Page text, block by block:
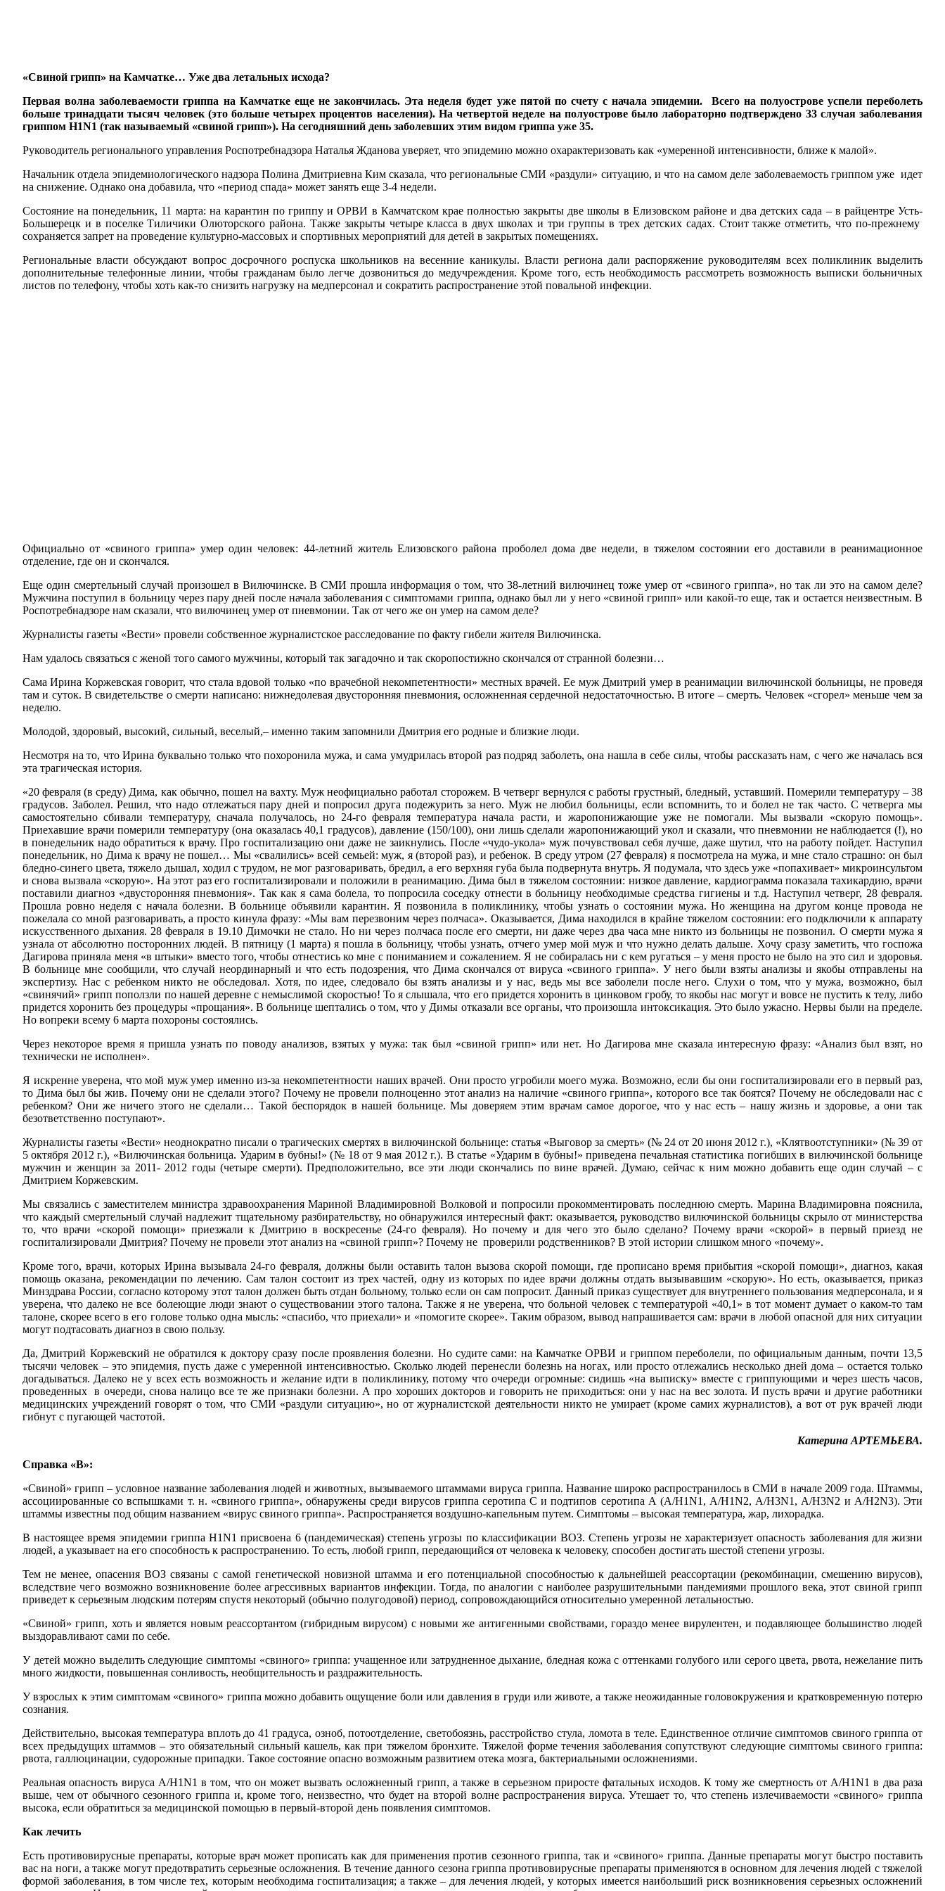
«Свиной грипп» на Камчатке… Уже два летальных исхода?
Первая волна заболеваемости гриппа на Камчатке еще не закончилась. Эта неделя будет уже пятой по счету с начала эпидемии. Всего на полуострове успели переболеть
больше тринадцати тысяч человек (это больше четырех процентов населения). На четвертой неделе на полуострове было лабораторно подтверждено 33 случая заболевания
гриппом H1N1 (так называемый «свиной грипп»). На сегодняшний день заболевших этим видом гриппа уже 35.
Руководитель регионального управления Роспотребнадзора Наталья Жданова уверяет, что эпидемию можно охарактеризовать как «умеренной интенсивности, ближе к малой».
Начальник отдела эпидемиологического надзора Полина Дмитриевна Ким сказала, что региональные СМИ «раздули» ситуацию, и что на самом деле заболеваемость гриппом уже идет
на снижение. Однако она добавила, что «период спада» может занять еще 3-4 недели.
Состояние на понедельник, 11 марта: на карантин по гриппу и ОРВИ в Камчатском крае полностью закрыты две школы в Елизовском районе и два детских сада – в райцентре Усть-
Большерецк и в поселке Тиличики Олюторского района. Также закрыты четыре класса в двух школах и три группы в трех детских садах. Стоит также отметить, что по-прежнему
сохраняется запрет на проведение культурно-массовых и спортивных мероприятий для детей в закрытых помещениях.
Региональные власти обсуждают вопрос досрочного роспуска школьников на весенние каникулы. Власти региона дали распоряжение руководителям всех поликлиник выделить
дополнительные телефонные линии, чтобы гражданам было легче дозвониться до медучреждения. Кроме того, есть необходимость рассмотреть возможность выписки больничных
листов по телефону, чтобы хоть как-то снизить нагрузку на медперсонал и сократить распространение этой повальной инфекции.
Официально от «свиного гриппа» умер один человек: 44-летний житель Елизовского района проболел дома две недели, в тяжелом состоянии его доставили в реанимационное
отделение, где он и скончался.
Еще один смертельный случай произошел в Вилючинске. В СМИ прошла информация о том, что 38-летний вилючинец тоже умер от «свиного гриппа», но так ли это на самом деле?
Мужчина поступил в больницу через пару дней после начала заболевания с симптомами гриппа, однако был ли у него «свиной грипп» или какой-то еще, так и остается неизвестным. В
Роспотребнадзоре нам сказали, что вилючинец умер от пневмонии. Так от чего же он умер на самом деле?
Журналисты газеты «Вести» провели собственное журналистское расследование по факту гибели жителя Вилючинска.
Нам удалось связаться с женой того самого мужчины, который так загадочно и так скоропостижно скончался от странной болезни…
Сама Ирина Коржевская говорит, что стала вдовой только «по врачебной некомпетентности» местных врачей. Ее муж Дмитрий умер в реанимации вилючинской больницы, не проведя
там и суток. В свидетельстве о смерти написано: нижнедолевая двусторонняя пневмония, осложненная сердечной недостаточностью. В итоге – смерть. Человек «сгорел» меньше чем за
неделю.
Молодой, здоровый, высокий, сильный, веселый,– именно таким запомнили Дмитрия его родные и близкие люди.
Несмотря на то, что Ирина буквально только что похоронила мужа, и сама умудрилась второй раз подряд заболеть, она нашла в себе силы, чтобы рассказать нам, с чего же началась вся
эта трагическая история.
«20 февраля (в среду) Дима, как обычно, пошел на вахту. Муж неофициально работал сторожем. В четверг вернулся с работы грустный, бледный, уставший. Померили температуру – 38
градусов. Заболел. Решил, что надо отлежаться пару дней и попросил друга подежурить за него. Муж не любил больницы, если вспомнить, то и болел не так часто. С четверга мы
самостоятельно сбивали температуру, сначала получалось, но 24-го февраля температура начала расти, и жаропонижающие уже не помогали. Мы вызвали «скорую помощь».
Приехавшие врачи померили температуру (она оказалась 40,1 градусов), давление (150/100), они лишь сделали жаропонижающий укол и сказали, что пневмонии не наблюдается (!), но
в понедельник надо обратиться к врачу. Про госпитализацию они даже не заикнулись. После «чудо-укола» муж почувствовал себя лучше, даже шутил, что на работу пойдет. Наступил
понедельник, но Дима к врачу не пошел… Мы «свалились» всей семьей: муж, я (второй раз), и ребенок. В среду утром (27 февраля) я посмотрела на мужа, и мне стало страшно: он был
бледно-синего цвета, тяжело дышал, ходил с трудом, не мог разговаривать, бредил, а его верхняя губа была подвернута внутрь. Я подумала, что здесь уже «попахивает» микроинсультом
и снова вызвала «скорую». На этот раз его госпитализировали и положили в реанимацию. Дима был в тяжелом состоянии: низкое давление, кардиограмма показала тахикардию, врачи
поставили диагноз «двусторонняя пневмония». Так как я сама болела, то попросила соседку отнести в больницу необходимые средства гигиены и т.д. Наступил четверг, 28 февраля.
Прошла ровно неделя с начала болезни. В больнице объявили карантин. Я позвонила в поликлинику, чтобы узнать о состоянии мужа. Но женщина на другом конце провода не
пожелала со мной разговаривать, а просто кинула фразу: «Мы вам перезвоним через полчаса». Оказывается, Дима находился в крайне тяжелом состоянии: его подключили к аппарату
искусственного дыхания. 28 февраля в 19.10 Димочки не стало. Но ни через полчаса после его смерти, ни даже через два часа мне никто из больницы не позвонил. О смерти мужа я
узнала от абсолютно посторонних людей. В пятницу (1 марта) я пошла в больницу, чтобы узнать, отчего умер мой муж и что нужно делать дальше. Хочу сразу заметить, что госпожа
Дагирова приняла меня «в штыки» вместо того, чтобы отнестись ко мне с пониманием и сожалением. Я не собиралась ни с кем ругаться – у меня просто не было на это сил и здоровья.
В больнице мне сообщили, что случай неординарный и что есть подозрения, что Дима скончался от вируса «свиного гриппа». У него были взяты анализы и якобы отправлены на
экспертизу. Нас с ребенком никто не обследовал. Хотя, по идее, следовало бы взять анализы и у нас, ведь мы все заболели после него. Слухи о том, что у мужа, возможно, был
«свинячий» грипп поползли по нашей деревне с немыслимой скоростью! То я слышала, что его придется хоронить в цинковом гробу, то якобы нас могут и вовсе не пустить к телу, либо
придется хоронить без процедуры «прощания». В больнице шептались о том, что у Димы отказали все органы, что произошла интоксикация. Это было ужасно. Нервы были на пределе.
Но вопреки всему 6 марта похороны состоялись.
Через некоторое время я пришла узнать по поводу анализов, взятых у мужа: так был «свиной грипп» или нет. Но Дагирова мне сказала интересную фразу: «Анализ был взят, но
технически не исполнен».
Я искренне уверена, что мой муж умер именно из-за некомпетентности наших врачей. Они просто угробили моего мужа. Возможно, если бы они госпитализировали его в первый раз,
то Дима был бы жив. Почему они не сделали этого? Почему не провели полноценно этот анализ на наличие «свиного гриппа», которого все так боятся? Почему не обследовали нас с
ребенком? Они же ничего этого не сделали… Такой беспорядок в нашей больнице. Мы доверяем этим врачам самое дорогое, что у нас есть – нашу жизнь и здоровье, а они так
безответственно поступают».
Журналисты газеты «Вести» неоднократно писали о трагических смертях в вилючинской больнице: статья «Выговор за смерть» (№ 24 от 20 июня 2012 г.), «Клятвоотступники» (№ 39 от
5 октября 2012 г.), «Вилючинская больница. Ударим в бубны!» (№ 18 от 9 мая 2012 г.). В статье «Ударим в бубны!» приведена печальная статистика погибших в вилючинской больнице
мужчин и женщин за 2011- 2012 годы (четыре смерти). Предположительно, все эти люди скончались по вине врачей. Думаю, сейчас к ним можно добавить еще один случай – с
Дмитрием Коржевским.
Мы связались с заместителем министра здравоохранения Мариной Владимировной Волковой и попросили прокомментировать последнюю смерть. Марина Владимировна пояснила,
что каждый смертельный случай надлежит тщательному разбирательству, но обнаружился интересный факт: оказывается, руководство вилючинской больницы скрыло от министерства
то, что врачи «скорой помощи» приезжали к Дмитрию в воскресенье (24-го февраля). Но почему и для чего это было сделано? Почему врачи «скорой» в первый приезд не
госпитализировали Дмитрия? Почему не провели этот анализ на «свиной грипп»? Почему не проверили родственников? В этой истории слишком много «почему».
Кроме того, врачи, которых Ирина вызывала 24-го февраля, должны были оставить талон вызова скорой помощи, где прописано время прибытия «скорой помощи», диагноз, какая
помощь оказана, рекомендации по лечению. Сам талон состоит из трех частей, одну из которых по идее врачи должны отдать вызывавшим «скорую». Но есть, оказывается, приказ
Минздрава России, согласно которому этот талон должен быть отдан больному, только если он сам попросит. Данный приказ существует для внутреннего пользования медперсонала, и я
уверена, что далеко не все болеющие люди знают о существовании этого талона. Также я не уверена, что больной человек с температурой «40,1» в тот момент думает о каком-то там
талоне, скорее всего в его голове только одна мысль: «спасибо, что приехали» и «помогите скорее». Таким образом, вывод напрашивается сам: врачи в любой опасной для них ситуации
могут подтасовать диагноз в свою пользу.
Да, Дмитрий Коржевский не обратился к доктору сразу после проявления болезни. Но судите сами: на Камчатке ОРВИ и гриппом переболели, по официальным данным, почти 13,5
тысячи человек – это эпидемия, пусть даже с умеренной интенсивностью. Сколько людей перенесли болезнь на ногах, или просто отлежались несколько дней дома – остается только
догадываться. Далеко не у всех есть возможность и желание идти в поликлинику, потому что очереди огромные: сидишь «на выписку» вместе с гриппующими и через шесть часов,
проведенных в очереди, снова налицо все те же признаки болезни. А про хороших докторов и говорить не приходиться: они у нас на вес золота. И пусть врачи и другие работники
медицинских учреждений говорят о том, что СМИ «раздули ситуацию», но от журналистской деятельности никто не умирает (кроме самих журналистов), а вот от рук врачей люди
гибнут с пугающей частотой.
Катерина АРТЕМЬЕВА.
Справка «В»:
«Свиной» грипп – условное название заболевания людей и животных, вызываемого штаммами вируса гриппа. Название широко распространилось в СМИ в начале 2009 года. Штаммы,
ассоциированные со вспышками т. н. «свиного гриппа», обнаружены среди вирусов гриппа серотипа C и подтипов серотипа А (А/H1N1, А/H1N2, А/H3N1, А/H3N2 и А/H2N3). Эти
штаммы известны под общим названием «вирус свиного гриппа». Распространяется воздушно-капельным путем. Симптомы – высокая температура, жар, лихорадка.
В настоящее время эпидемии гриппа H1N1 присвоена 6 (пандемическая) степень угрозы по классификации ВОЗ. Степень угрозы не характеризует опасность заболевания для жизни
людей, а указывает на его способность к распространению. То есть, любой грипп, передающийся от человека к человеку, способен достигать шестой степени угрозы.
Тем не менее, опасения ВОЗ связаны с самой генетической новизной штамма и его потенциальной способностью к дальнейшей реассортации (рекомбинации, смешению вирусов),
вследствие чего возможно возникновение более агрессивных вариантов инфекции. Тогда, по аналогии с наиболее разрушительными пандемиями прошлого века, этот свиной грипп
приведет к серьезным людским потерям спустя некоторый (обычно полугодовой) период, сопровождающийся относительно умеренной летальностью.
«Свиной» грипп, хоть и является новым реассортантом (гибридным вирусом) с новыми же антигенными свойствами, гораздо менее вирулентен, и подавляющее большинство людей
выздоравливают сами по себе.
У детей можно выделить следующие симптомы «свиного» гриппа: учащенное или затрудненное дыхание, бледная кожа с оттенками голубого или серого цвета, рвота, нежелание пить
много жидкости, повышенная сонливость, необщительность и раздражительность.
У взрослых к этим симптомам «свиного» гриппа можно добавить ощущение боли или давления в груди или животе, а также неожиданные головокружения и кратковременную потерю
сознания.
Действительно, высокая температура вплоть до 41 градуса, озноб, потоотделение, светобоязнь, расстройство стула, ломота в теле. Единственное отличие симптомов свиного гриппа от
всех предыдущих штаммов – это обязательный сильный кашель, как при тяжелом бронхите. Тяжелой форме течения заболевания сопутствуют следующие симптомы свиного гриппа:
рвота, галлюцинации, судорожные припадки. Такое состояние опасно возможным развитием отека мозга, бактериальными осложнениями.
Реальная опасность вируса A/H1N1 в том, что он может вызвать осложненный грипп, а также в серьезном приросте фатальных исходов. К тому же смертность от A/H1N1 в два раза
выше, чем от обычного сезонного гриппа и, кроме того, неизвестно, что будет на второй волне распространения вируса. Утешает то, что степень излечиваемости «свиного» гриппа
высока, если обратиться за медицинской помощью в первый-второй день появления симптомов.
Как лечить
Есть противовирусные препараты, которые врач может прописать как для применения против сезонного гриппа, так и «свиного» гриппа. Данные препараты могут быстро поставить
вас на ноги, а также могут предотвратить серьезные осложнения. В течение данного сезона гриппа противовирусные препараты применяются в основном для лечения людей с тяжелой
формой заболевания, в том числе тех, которым необходима госпитализация; а также – для лечения людей, у которых имеется наибольший риск возникновения серьезных осложнений